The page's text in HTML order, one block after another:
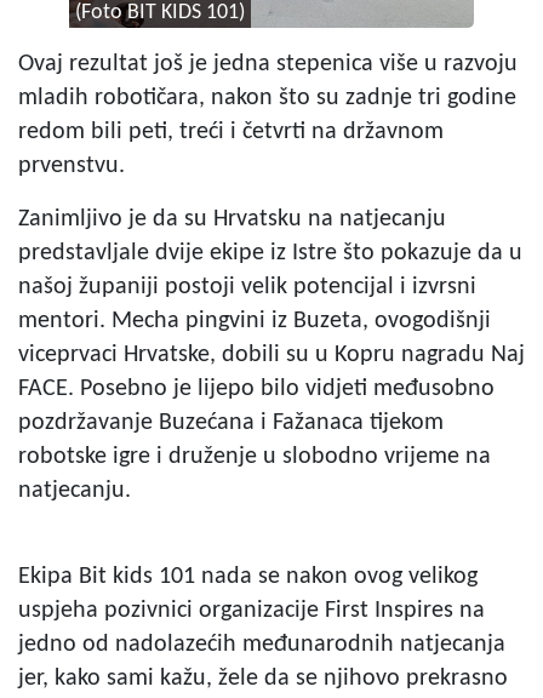
(Foto BIT KIDS 101)
Ovaj rezultat još je jedna stepenica više u razvoju
mladih robotičara, nakon što su zadnje tri godine
redom bili peti, treći i četvrti na državnom
prvenstvu.
Zanimljivo je da su Hrvatsku na natjecanju
predstavljale dvije ekipe iz Istre što pokazuje da u
našoj županiji postoji velik potencijal i izvrsni
mentori. Mecha pingvini iz Buzeta, ovogodišnji
viceprvaci Hrvatske, dobili su u Kopru nagradu Naj
FACE. Posebno je lijepo bilo vidjeti međusobno
pozdržavanje Buzećana i Fažanaca tijekom
robotske igre i druženje u slobodno vrijeme na
natjecanju.
Ekipa Bit kids 101 nada se nakon ovog velikog
uspjeha pozivnici organizacije First Inspires na
jedno od nadolazećih međunarodnih natjecanja
jer, kako sami kažu, žele da se njihovo prekrasno